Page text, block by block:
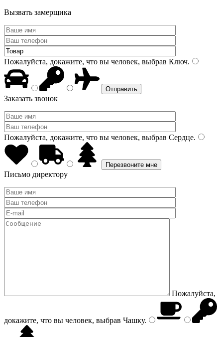
Вызвать замерщика
Пожалуйста, докажите, что вы человек, выбрав Ключ.
Заказать звонок
Пожалуйста, докажите, что вы человек, выбрав Сердце.
Письмо директору
Пожалуйста,
докажите, что вы человек, выбрав Чашку.